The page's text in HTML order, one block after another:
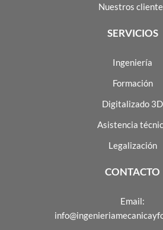
Nuestros
SERVICIOS
Ingeniería
Formación
Digitalizado 3D
Asistencia
Legalización
CONTACTO
Email: